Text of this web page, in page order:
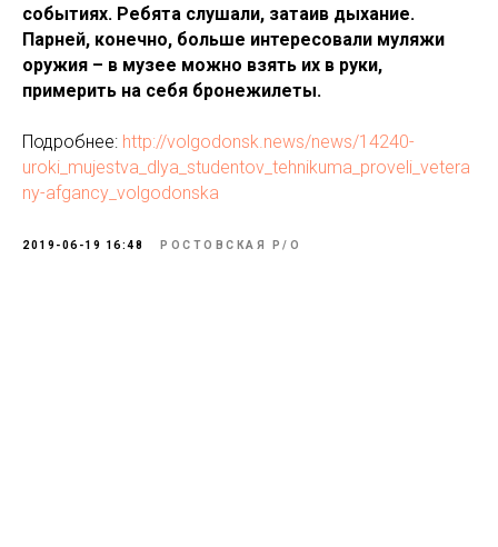
событиях. Ребята слушали, затаив дыхание.
Парней, конечно, больше интересовали муляжи
оружия – в музее можно взять их в руки,
примерить на себя бронежилеты.
Подробнее: http://volgodonsk.news/news/14240-
uroki_mujestva_dlya_studentov_tehnikuma_proveli_vetera
ny-afgancy_volgodonska
2019-06-19 16:48 РОСТОВСКАЯ Р/О